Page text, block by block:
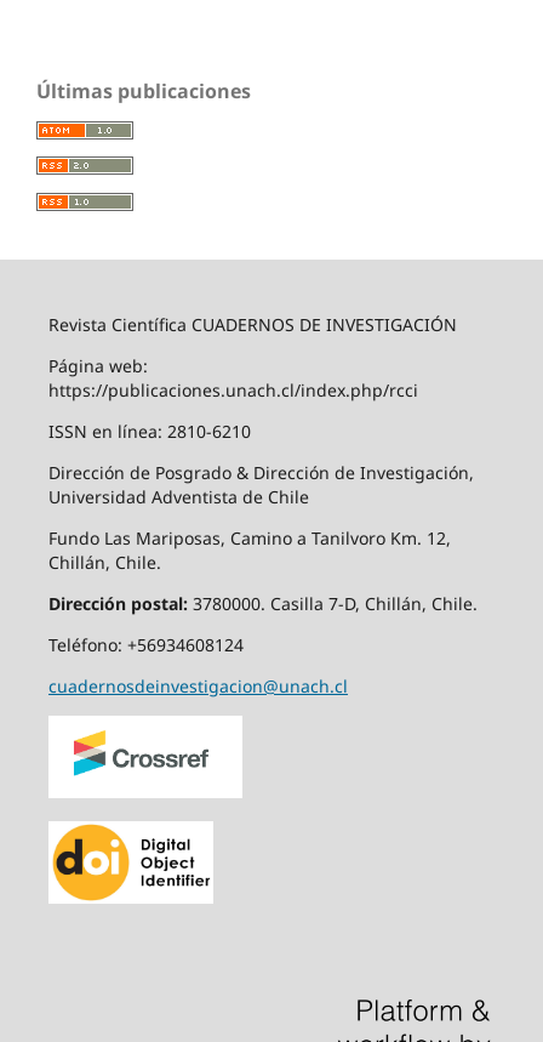
Últimas publicaciones
Revista Científica CUADERNOS DE INVESTIGACIÓN
Página web:
https://publicaciones.unach.cl/index.php/rcci
ISSN en línea: 2810-6210
Dirección de Posgrado & Dirección de Investigación,
Universidad Adventista de Chile
Fundo Las Mariposas, Camino a Tanilvoro Km. 12,
Chillán, Chile.
Dirección postal:3780000. Casilla 7-D, Chillán, Chile.
Teléfono: +56934608124
cuadernosdeinvestigacion@unach.cl